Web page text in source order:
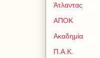
Άτλαντας
ΑΠΟΚ
Ακαδημία
Π.Α.Κ.